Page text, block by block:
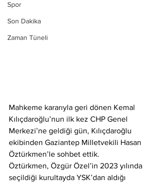
Spor
Son Dakika
Zaman Tüneli
Mahkeme kararıyla geri dönen Kemal
Kılıçdaroğlu’nun ilk kez CHP Genel
Merkezi’ne geldiği gün, Kılıçdaroğlu
ekibinden Gaziantep Milletvekili Hasan
Öztürkmen’le sohbet ettik.
Öztürkmen, Özgür Özel’in 2023 yılında
seçildiği kurultayda YSK’dan aldığı